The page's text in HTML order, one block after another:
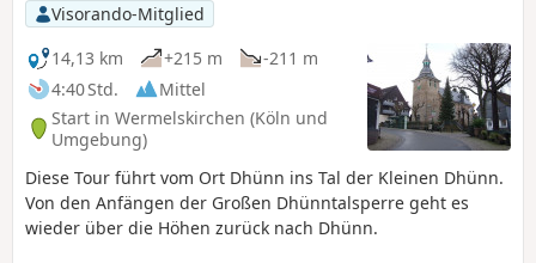
Visorando-Mitglied
14,13 km
+215 m
-211 m
4:40 Std.
Mittel
Start in Wermelskirchen (Köln und
Umgebung)
Diese Tour führt vom Ort Dhünn ins Tal der Kleinen Dhünn.
Von den Anfängen der Großen Dhünntalsperre geht es
wieder über die Höhen zurück nach Dhünn.